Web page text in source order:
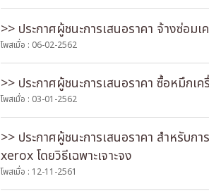
>> ประกาศผู้ชนะการเสนอราคา จ้างซ่อม
โพสเมื่อ : 06-02-2562
>> ประกาศผู้ชนะการเสนอราคา ซื้อหมึกเค
โพสเมื่อ : 03-01-2562
>> ประกาศผู้ชนะการเสนอราคา สำหรับก
xerox โดยวิธีเฉพาะเจาะจง
โพสเมื่อ : 12-11-2561